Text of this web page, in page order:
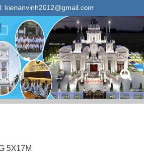
kienanvinh2012@gmail.com
đẹp 2023
5X17M